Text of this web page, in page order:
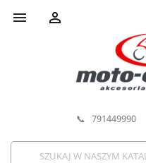
 
📞 791449990